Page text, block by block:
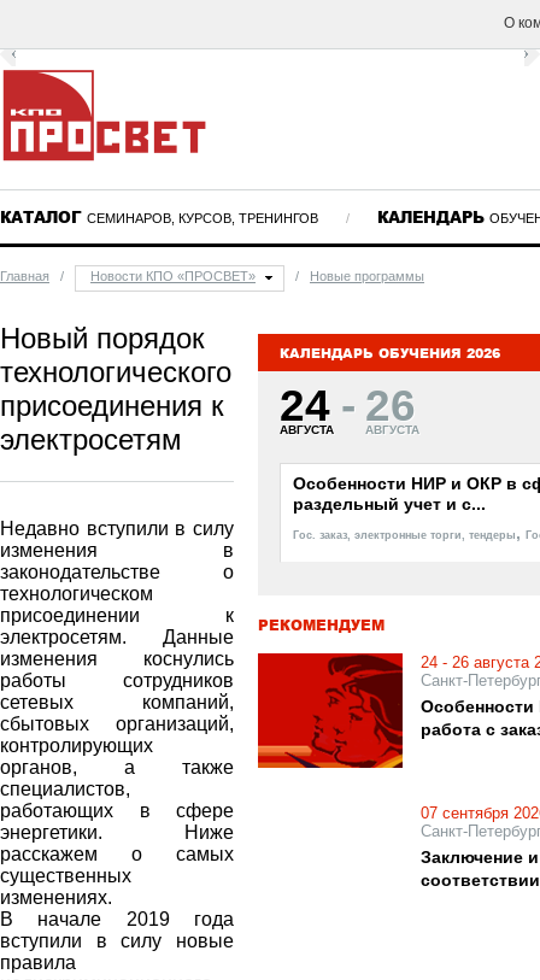
О
КАТАЛОГ СЕМИНАРОВ, КУРСОВ, ТРЕНИНГОВ / КАЛЕНДАРЬ
Главная / Новости КПО «ПРОСВЕТ» / Новые программы
Новый порядок
технологического
присоединения к
электросетям
Недавно вступили в силу
изменения в
законодательстве о
технологическом
присоединении к
электросетям. Данные
изменения коснулись
работы сотрудников
сетевых компаний,
сбытовых организаций,
контролирующих
органов, а также
специалистов,
работающих в сфере
энергетики. Ниже
расскажем о самых
существенных
изменениях.
В начале 2019 года
вступили в силу новые
правила
КАЛЕНДАРЬ ОБУЧЕНИЯ 2026
24
АВГУСТА - 26
АВГУСТА
Особенности НИР и ОКР в
раздельный учет и с...
Гос. заказ, электронные торги, тендеры ,
РЕКОМЕНДУЕМ
24 - 26 августа
Санкт-
Особенности
работа с
07 сентября
Санкт-
Заключение